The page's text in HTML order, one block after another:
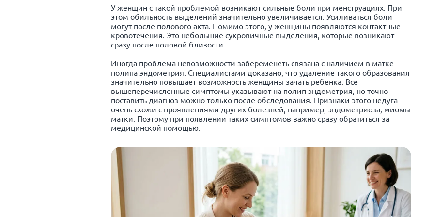
У женщин с такой проблемой возникают сильные боли при менструациях. При
этом обильность выделений значительно увеличивается. Усиливаться боли
могут после полового акта. Помимо этого, у женщины появляются контактные
кровотечения. Это небольшие сукровичные выделения, которые возникают
сразу после половой близости.
Иногда проблема невозможности забеременеть связана с наличием в матке
полипа эндометрия. Специалистами доказано, что удаление такого образования
значительно повышает возможность женщины зачать ребенка. Все
вышеперечисленные симптомы указывают на полип эндометрия, но точно
поставить диагноз можно только после обследования. Признаки этого недуга
очень схожи с проявлениями других болезней, например, эндометриоза, миомы
матки. Поэтому при появлении таких симптомов важно сразу обратиться за
медицинской помощью.